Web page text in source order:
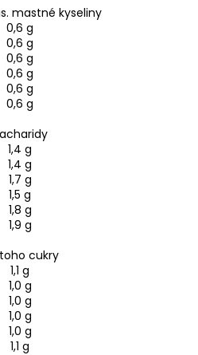
mastné kyseliny
0,6 g
0,6 g
0,6 g
0,6 g
0,6 g
0,6 g
1,4 g
1,4 g
1,7 g
1,5 g
1,8 g
1,9 g
cukry
1,1 g
1,0 g
1,0 g
1,0 g
1,0 g
1,1 g